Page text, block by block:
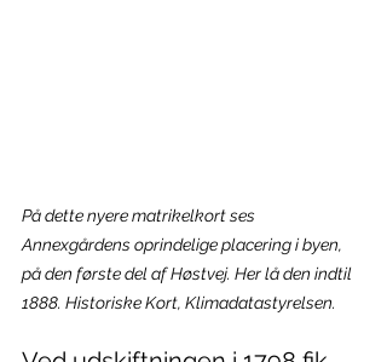
På dette nyere matrikelkort ses
Annexgårdens oprindelige placering i byen,
på den første del af Høstvej. Her lå den indtil
1888. Historiske Kort, Klimadatastyrelsen.